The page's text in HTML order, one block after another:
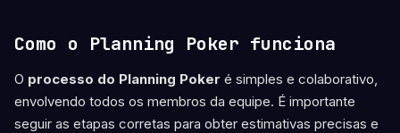
Como o Planning Poker funciona
O processo do Planning Poker é simples e colaborativo,
envolvendo todos os membros da equipe. É importante
seguir as etapas corretas para obter estimativas precisas e